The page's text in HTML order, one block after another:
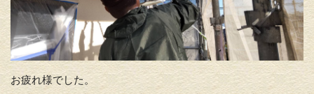
お疲れ様でした。